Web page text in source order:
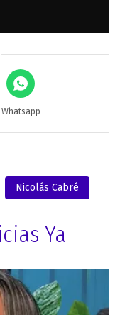
Whatsapp
Nicolás Cabré
Ya